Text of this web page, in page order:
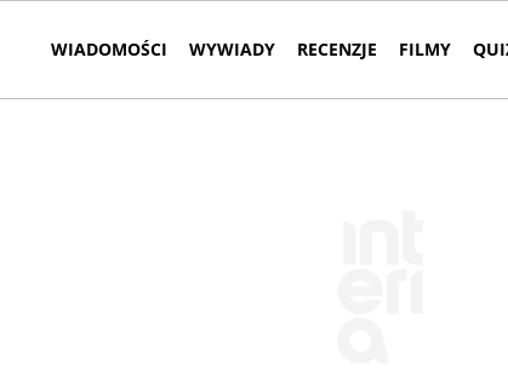
WIADOMOŚCI WYWIADY RECENZJE FILMY